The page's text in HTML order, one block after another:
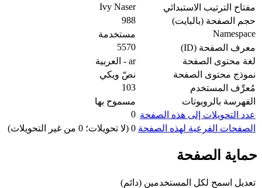
مفتاح الترتيب الاستبدائي
Ivy Naser
حجم الصفحة (بالبايت)
988
Namespace
مستخدمة
معرف الصفحة (ID)
5570
لغة محتوى الصفحة
ar - العربية
نموذج محتوى الصفحة
نصّ ويكي
مُعرِّف المستخدم
103
الفهرسة بالروبوتات
مسموح بها
عدد التحويلات إلى هذه الصفحة 0
الصفحات الفرعية لهذه الصفحة 0 (لا تحويلات؛ 0 من غير التحويلات)
حماية الصفحة
تعديل اسمح لكل المستخدمين (دائم)